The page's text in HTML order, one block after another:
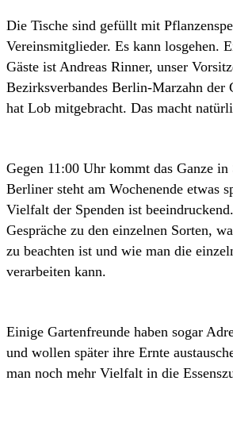
Die Tische sind gefüllt mit
Vereinsmitglieder. Es kann losgehen.
Gäste ist Andreas Rinner, unser
Bezirksverbandes Berlin-Marzahn der
hat Lob mitgebracht. Das macht
Gegen 11:00 Uhr kommt das Ganze
Berliner steht am Wochenende etwas
Vielfalt der Spenden ist
Gespräche zu den einzelnen Sorten,
zu beachten ist und wie man die
verarbeiten kann.
Einige Gartenfreunde haben sogar
und wollen später ihre Ernte
man noch mehr Vielfalt in die